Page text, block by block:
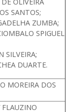
SANTOS;
ZUMBA;
SPIGUEL
SILVEIRA;
DUARTE.
MOREIRA DOS
FLAUZINO